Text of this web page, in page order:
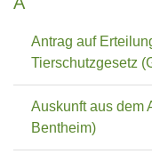
Antrag auf
Tierschutzgesetz
Auskunft aus dem
Bentheim)